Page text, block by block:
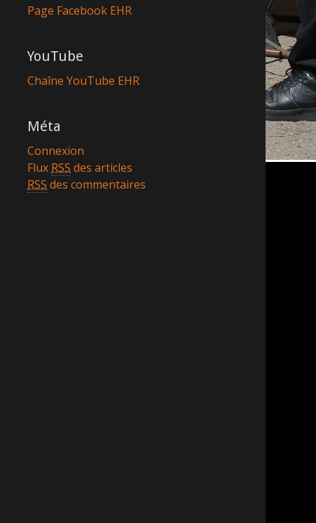
Page Facebook EHR
YouTube
Chaîne YouTube EHR
Méta
Connexion
Flux RSS des articles
RSS des commentaires